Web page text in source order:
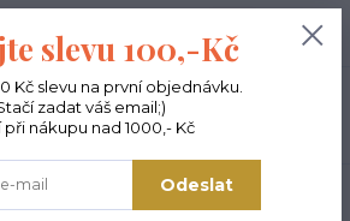
0,00 Kč
slevu 100,-Kč
Kč slevu na první objednávku.
zadat váš email;)
při nákupu nad 1000,- Kč
Odeslat